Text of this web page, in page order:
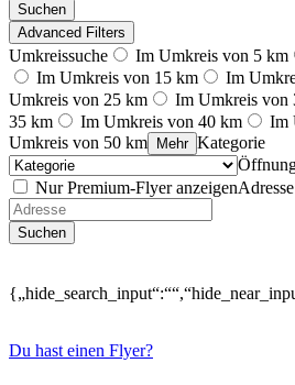
Suchen
Advanced Filters
Umkreissuche Im Umkreis von 5 km
Im Umkreis von 15 km
Im
Umkreis von 25 km
Im Umkreis von
35 km
Im Umkreis von 40 km Im
Umkreis von 50 km
Mehr Kategorie
Nur Premium-Flyer anzeigenAdresse
Suchen
Du hast einen Flyer?